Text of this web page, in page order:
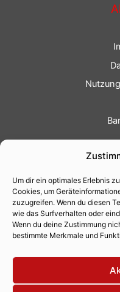
Um dir ein optimales Erlebnis
Cookies, um
zuzugreifen. Wenn du diesen
wie das Surfverhalten oder
Wenn du deine Zustimmung
bestimmte Merkmale und